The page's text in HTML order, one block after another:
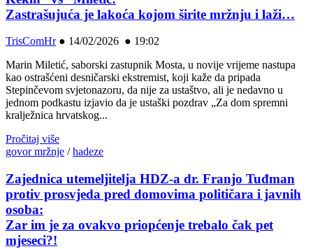
Zastrašujuća je lakoća kojom širite mržnju i laži…
TrisComHr● 14/02/2026 ● 19:02
Marin Miletić, saborski zastupnik Mosta, u novije vrijeme nastupa
kao ostrašćeni desničarski ekstremist, koji kaže da pripada
Stepinčevom svjetonazoru, da nije za ustaštvo, ali je nedavno u
jednom podkastu izjavio da je ustaški pozdrav „Za dom spremni
kralježnica hrvatskog...
Pročitaj više
govor mržnje /hadeze
Zajednica utemeljitelja HDZ-a dr. Franjo Tuđman
protiv prosvjeda pred domovima političara i javnih
osoba:
Zar im je za ovakvo priopćenje trebalo čak pet
mjeseci?!